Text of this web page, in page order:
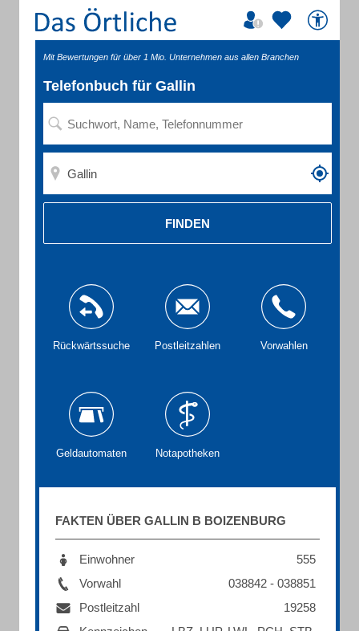
Mit Bewertungen für über 1 Mio. Unternehmen aus allen Branchen
Telefonbuch für Gallin
FINDEN
Rückwärtssuche Postleitzahlen Vorwahlen
Geldautomaten Notapotheken
FAKTEN ÜBER GALLIN B BOIZENBURG
Einwohner
555
Vorwahl
038842 - 038851
Postleitzahl
19258